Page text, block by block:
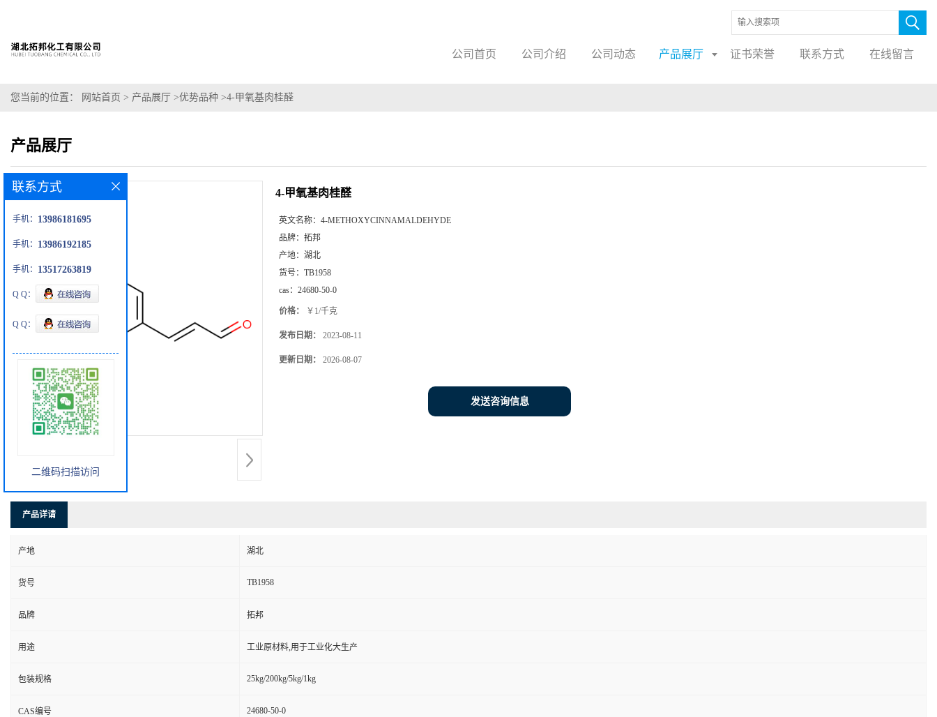
公司首页 公司介绍 公司动态 产品展厅 证书荣誉 联系方式 在线留言
您当前的位置： 网站首页 > 产品展厅 >优势品种 >4-甲氧基肉桂醛
产品展厅
4-甲氧基肉桂醛
英文名称： 4-METHOXYCINNAMALDEHYDE
品牌： 拓邦
产地： 湖北
货号： TB1958
cas： 24680-50-0
价格： ￥1/千克
发布日期： 2023-08-11
更新日期： 2026-08-07
发送咨询信息
产品详请
产地 湖北
货号 TB1958
品牌 拓邦
用途 工业原材料,用于工业化大生产
包装规格 25kg/200kg/5kg/1kg
CAS编号 24680-50-0
联系方式
手机： 13986181695
手机： 13986192185
手机： 13517263819
Q Q：
Q Q：
二维码扫描访问